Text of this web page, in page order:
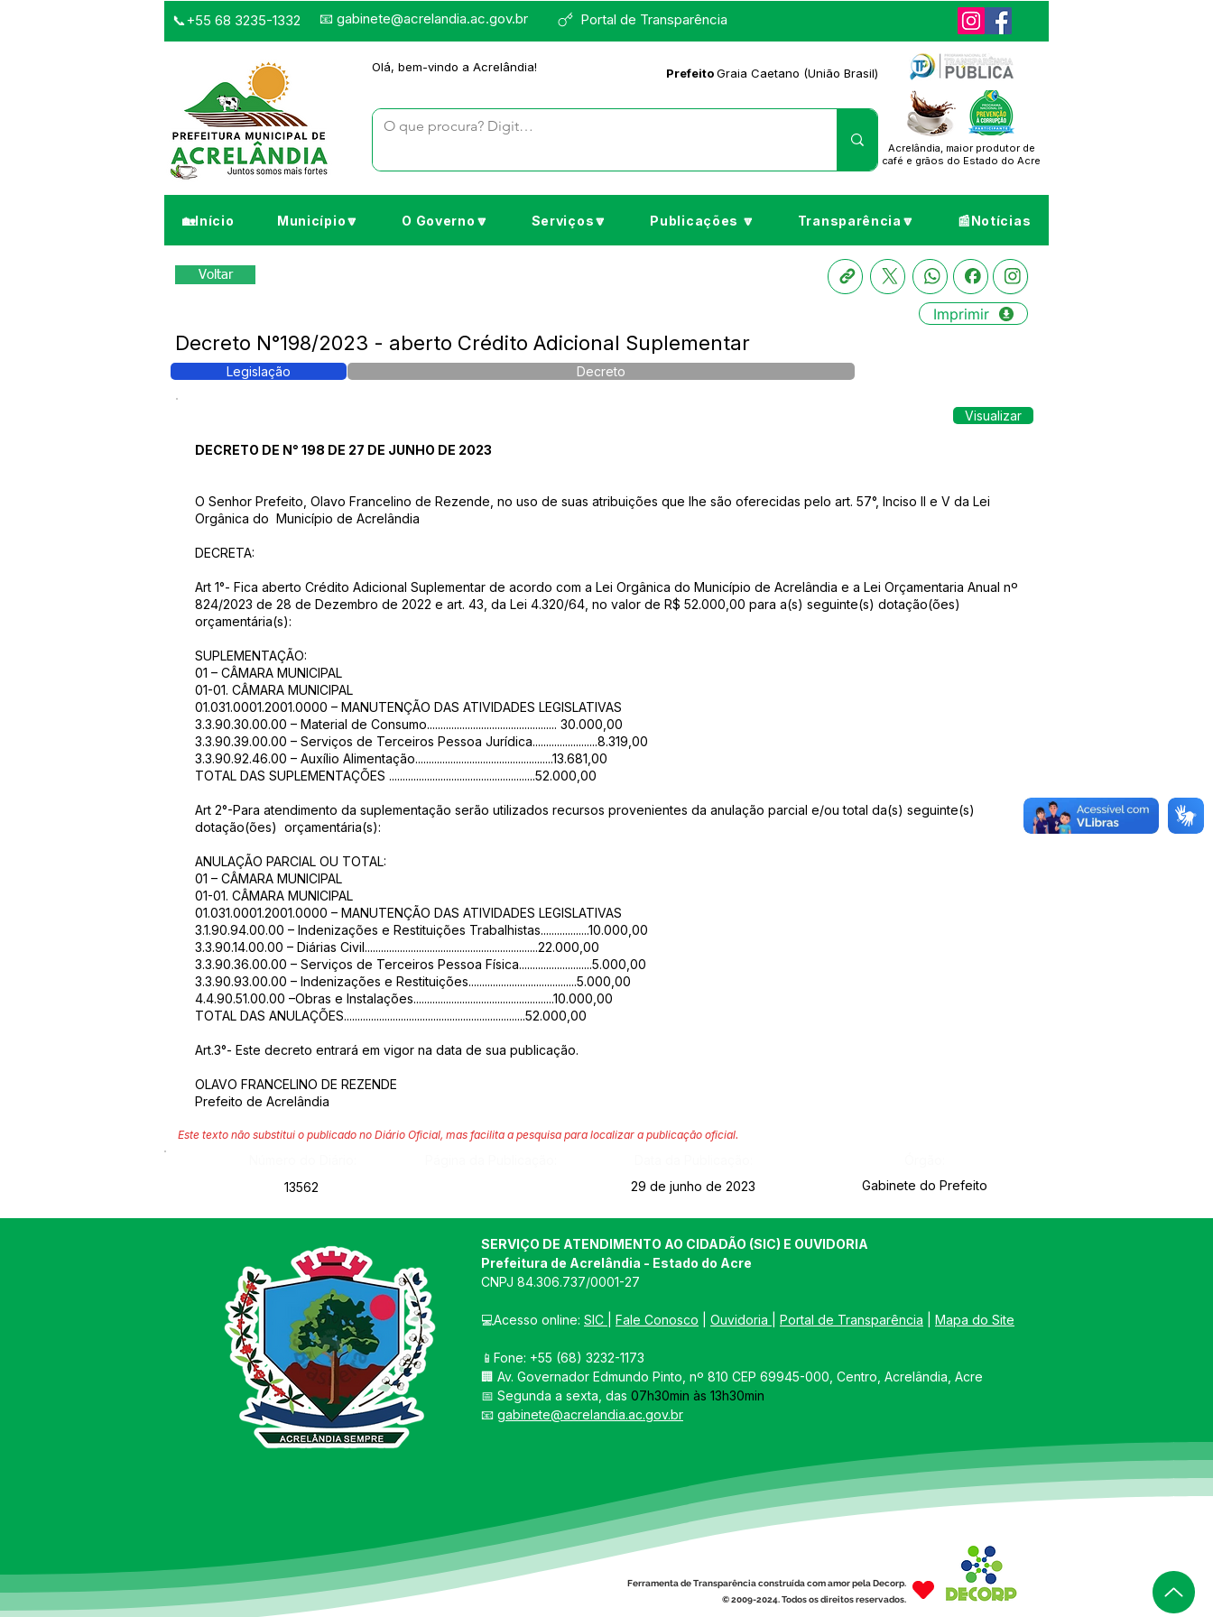
Portal de Transparência
📞+55 68 3235-1332 📧 gabinete@acrelandia.ac.gov.br
Olá, bem-vindo a Acrelândia! PrefeitoGraia Caetano (União Brasil)
Acrelândia, maior produtor de
café e grãos do Estado do Acre
🏡Início Município🔽 O Governo🔽 Serviços🔽 Publicações 🔽 Transparência🔽 📰Notícias
Voltar
Imprimir
Decreto N°198/2023 - aberto Crédito Adicional Suplementar
Legislação Decreto
Visualizar
DECRETO DE N° 198 DE 27 DE JUNHO DE 2023
O Senhor Prefeito, Olavo Francelino de Rezende, no uso de suas atribuições que lhe são oferecidas pelo art. 57°, Inciso II e V da Lei
Orgânica do Município de Acrelândia
DECRETA:
Art 1°- Fica aberto Crédito Adicional Suplementar de acordo com a Lei Orgânica do Município de Acrelândia e a Lei Orçamentaria Anual nº
824/2023 de 28 de Dezembro de 2022 e art. 43, da Lei 4.320/64, no valor de R$ 52.000,00 para a(s) seguinte(s) dotação(ões)
orçamentária(s):
SUPLEMENTAÇÃO:
01 – CÂMARA MUNICIPAL
01-01. CÂMARA MUNICIPAL
01.031.0001.2001.0000 – MANUTENÇÃO DAS ATIVIDADES LEGISLATIVAS
3.3.90.30.00.00 – Material de Consumo................................................ 30.000,00
3.3.90.39.00.00 – Serviços de Terceiros Pessoa Jurídica........................8.319,00
3.3.90.92.46.00 – Auxílio Alimentação...................................................13.681,00
TOTAL DAS SUPLEMENTAÇÕES ......................................................52.000,00
Art 2°-Para atendimento da suplementação serão utilizados recursos provenientes da anulação parcial e/ou total da(s) seguinte(s)
dotação(ões) orçamentária(s):
ANULAÇÃO PARCIAL OU TOTAL:
01 – CÂMARA MUNICIPAL
01-01. CÂMARA MUNICIPAL
01.031.0001.2001.0000 – MANUTENÇÃO DAS ATIVIDADES LEGISLATIVAS
3.1.90.94.00.00 – Indenizações e Restituições Trabalhistas..................10.000,00
3.3.90.14.00.00 – Diárias Civil................................................................22.000,00
3.3.90.36.00.00 – Serviços de Terceiros Pessoa Física...........................5.000,00
3.3.90.93.00.00 – Indenizações e Restituições........................................5.000,00
4.4.90.51.00.00 –Obras e Instalações....................................................10.000,00
TOTAL DAS ANULAÇÕES...................................................................52.000,00
Art.3°- Este decreto entrará em vigor na data de sua publicação.
OLAVO FRANCELINO DE REZENDE
Prefeito de Acrelândia
Este texto não substitui o publicado no Diário Oficial, mas facilita a pesquisa para localizar a publicação oficial.
13562
29 de junho de 2023 Gabinete do Prefeito
SERVIÇO DE ATENDIMENTO AO CIDADÃO (SIC) E OUVIDORIA
Prefeitura de Acrelândia - Estado do Acre
CNPJ 84.306.737/0001-27
💻Acesso online: SIC Fale Conosco Ouvidoria Portal de Transparência Mapa do Site
📱Fone: +55 (68) 3232-1173
🏢 Av. Governador Edmundo Pinto, nº 810 CEP 69945-000, Centro, Acrelândia, Acre
📅 Segunda a sexta, das 07h30min às 13h30min
📧 gabinete@acrelandia.ac.gov.br
Ferramenta de Transparência construída com amor pela Decorp.
© 2009-2024. Todos os direitos reservados.